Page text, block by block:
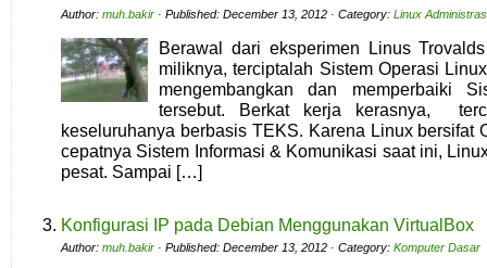
Author: muh.bakir · Published: December 13, 2012 · Category: Linux
Berawal dari eksperimen Linus
miliknya, terciptalah Sistem Operasi
mengembangkan dan memperbaiki
tersebut. Berkat kerja kerasnya,
keseluruhanya berbasis TEKS. Karena Linux bersifat
cepatnya Sistem Informasi & Komunikasi saat ini,
pesat. Sampai […]
Konfigurasi IP pada Debian Menggunakan VirtualBox
Author: muh.bakir · Published: December 13, 2012 · Category: Komputer Dasar